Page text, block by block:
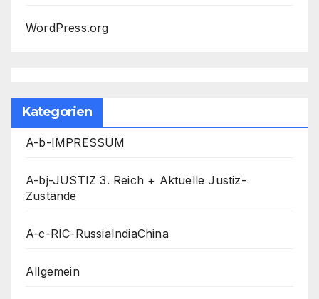
WordPress.org
Kategorien
A-b-IMPRESSUM
A-bj-JUSTIZ 3. Reich + Aktuelle Justiz-
Zustände
A-c-RIC-RussiaIndiaChina
Allgemein